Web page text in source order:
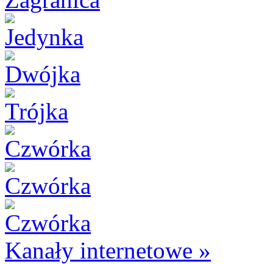
Kanały internetowe »